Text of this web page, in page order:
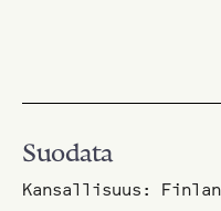
Suodata
Kansallisuus: